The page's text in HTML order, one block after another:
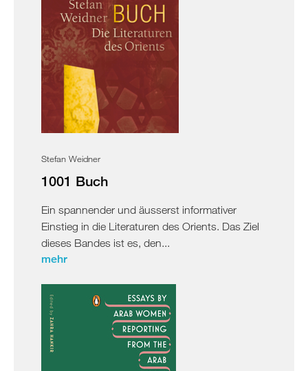
Stefan Weidner
1001 Buch
Ein spannender und äusserst informativer
Einstieg in die Literaturen des Orients. Das Ziel
dieses Bandes ist es, den...
mehr